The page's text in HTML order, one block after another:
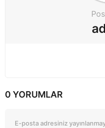
0 YORUMLAR
E-posta adresiniz